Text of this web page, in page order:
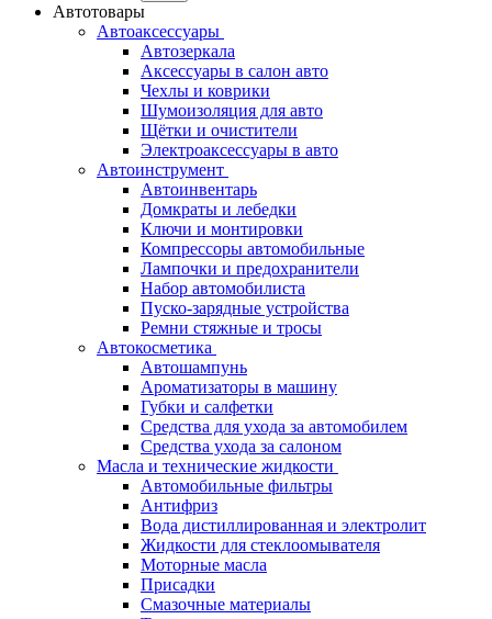
Автотовары
Автоаксессуары
Автозеркала
Аксессуары в салон авто
Чехлы и коврики
Шумоизоляция для авто
Щётки и очистители
Электроаксессуары в авто
Автоинструмент
Автоинвентарь
Домкраты и лебедки
Ключи и монтировки
Компрессоры автомобильные
Лампочки и предохранители
Набор автомобилиста
Пуско-зарядные устройства
Ремни стяжные и тросы
Автокосметика
Автошампунь
Ароматизаторы в машину
Губки и салфетки
Средства для ухода за автомобилем
Средства ухода за салоном
Масла и технические жидкости
Автомобильные фильтры
Антифриз
Вода дистиллированная и электролит
Жидкости для стеклоомывателя
Моторные масла
Присадки
Смазочные материалы